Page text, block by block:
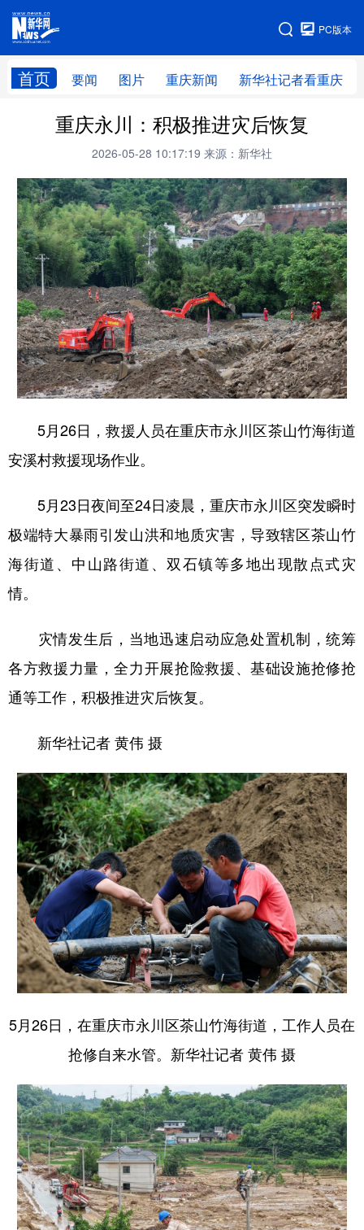
PC版本
首页 要闻 图片 重庆新闻 新华社记者看重庆
网站地图
重庆永川：积极推进灾后恢复
2026-05-28 10:17:19 来源：新华社
5月26日，救援人员在重庆市永川区茶山竹海街道
安溪村救援现场作业。
5月23日夜间至24日凌晨，重庆市永川区突发瞬时
极端特大暴雨引发山洪和地质灾害，导致辖区茶山竹
海街道、中山路街道、双石镇等多地出现散点式灾
情。
灾情发生后，当地迅速启动应急处置机制，统筹
各方救援力量，全力开展抢险救援、基础设施抢修抢
通等工作，积极推进灾后恢复。
新华社记者 黄伟 摄
5月26日，在重庆市永川区茶山竹海街道，工作人员在
抢修自来水管。新华社记者 黄伟 摄